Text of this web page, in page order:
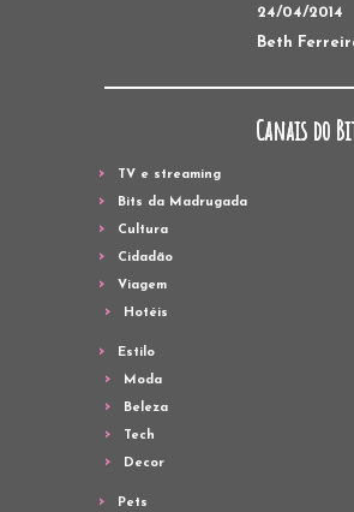
24/04/2014
Beth
Canais do
TV e streaming
Bits da Madrugada
Cultura
Cidadão
Viagem
Hotéis
Estilo
Moda
Beleza
Tech
Decor
Pets